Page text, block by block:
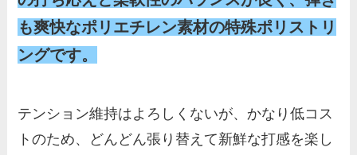
も爽快なポリエチレン素材の特殊ポリストリ
ングです。
テンション維持はよろしくないが、かなり低コス
トのため、どんどん張り替えて新鮮な打感を楽し